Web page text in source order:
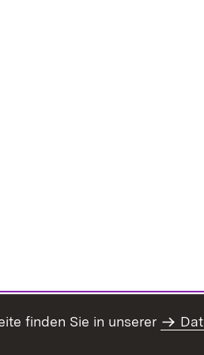
finden Sie in unserer